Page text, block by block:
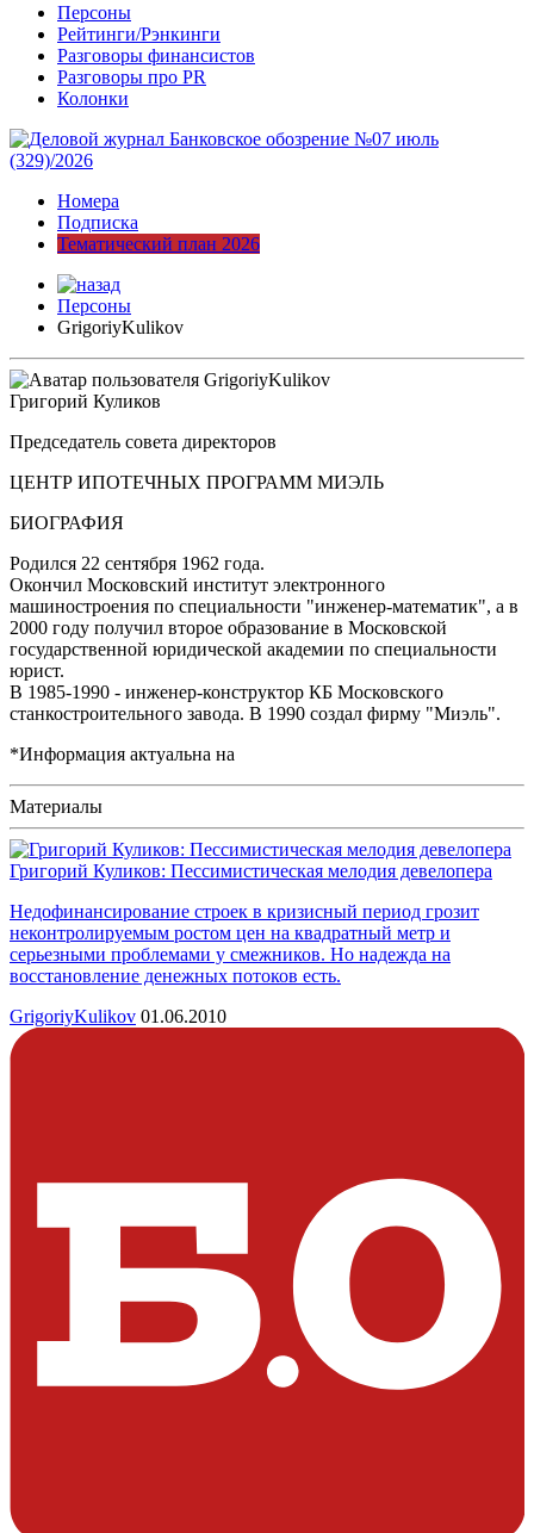
Персоны
Рейтинги/Рэнкинги
Разговоры финансистов
Разговоры про PR
Колонки
Номера
Подписка
Тематический план 2026
Персоны
GrigoriyKulikov
Григорий Куликов
Председатель совета директоров
ЦЕНТР ИПОТЕЧНЫХ ПРОГРАММ МИЭЛЬ
БИОГРАФИЯ
Родился 22 сентября 1962 года.
Окончил Московский институт электронного
машиностроения по специальности "инженер-математик", а в
2000 году получил второе образование в Московской
государственной юридической академии по специальности
юрист.
В 1985-1990 - инженер-конструктор КБ Московского
станкостроительного завода. В 1990 создал фирму "Миэль".
*Информация актуальна на
Материалы
Григорий Куликов: Пессимистическая мелодия девелопера
Недофинансирование строек в кризисный период грозит
неконтролируемым ростом цен на квадратный метр и
серьезными проблемами у смежников. Но надежда на
восстановление денежных потоков есть.
GrigoriyKulikov 01.06.2010